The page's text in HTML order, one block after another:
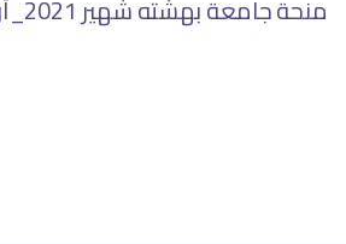
منحة جامعة بهشته شهير 2021_أوراق ورابط التقديم